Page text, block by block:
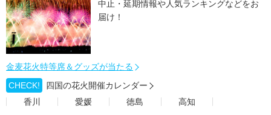
中止・延期情報や人気ランキングなどをお
届け！
金麦花火特等席＆グッズが当たる
CHECK!
四国の花火開催カレンダー
香川
愛媛 徳島 高知